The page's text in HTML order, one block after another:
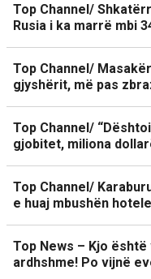
Top Channel/
Rusia i ka marrë mbi
Top Channel/
gjyshërit, më pas
Top Channel/
gjobitet, miliona
Top Channel/
e huaj mbushën
Top News – Kjo
ardhshme! Po vijnë